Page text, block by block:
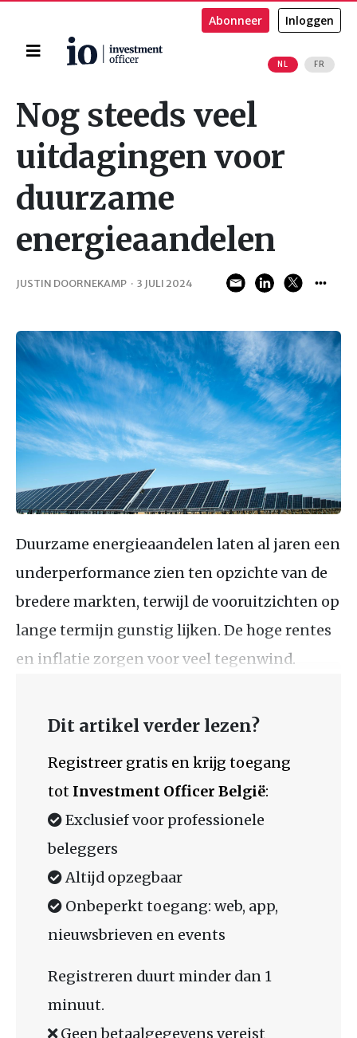
Home
NL FR
Abonneer Inloggen
Nog steeds veel
uitdagingen voor
duurzame
energieaandelen
JUSTIN DOORNEKAMP · 3 JULI 2024
Duurzame energieaandelen laten al jaren een
underperformance zien ten opzichte van de
bredere markten, terwijl de vooruitzichten op
lange termijn gunstig lijken. De hoge rentes
en inflatie zorgen voor veel tegenwind.
Dit artikel verder lezen?
Registreer gratis en krijg toegang
tot Investment Officer België:
Exclusief voor professionele
beleggers
Altijd opzegbaar
Onbeperkt toegang: web, app,
nieuwsbrieven en events
Registreren duurt minder dan 1
minuut.
Geen betaalgegevens vereist